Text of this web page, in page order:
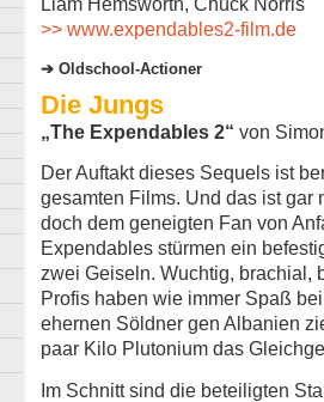
>> www.expendables2-film.de
Oldschool-Actioner
Die Jungs
„The Expendables 2“ von
Der Auftakt dieses Sequels ist
gesamten Films. Und das ist gar
doch dem geneigten Fan von
Expendables stürmen ein
zwei Geiseln. Wuchtig, brachial,
Profis haben wie immer Spaß
ehernen Söldner gen Albanien
paar Kilo Plutonium das
Im Schnitt sind die beteiligten